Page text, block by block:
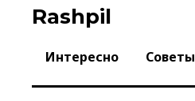
Rashpil
Интересно Советы